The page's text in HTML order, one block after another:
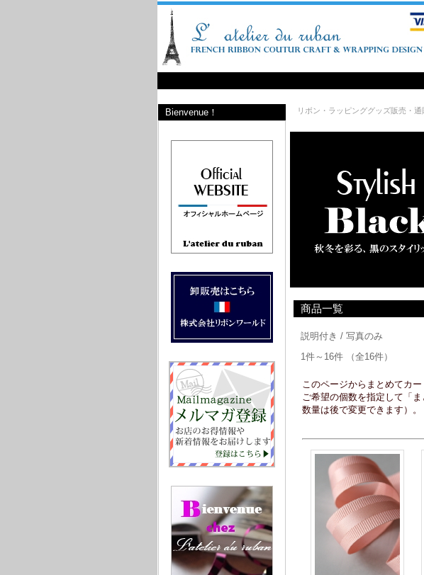
Bienvenue！ リボン・ラッピンググッズ販売・通
商品一覧
説明付き / 写真のみ
1件～16件 （全16件）
このページからまとめてカー
ご希望の個数を指定して「
数量は後で変更できます）。